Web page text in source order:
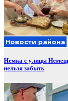
Новости района
Немка с улицы
нельзя забыть